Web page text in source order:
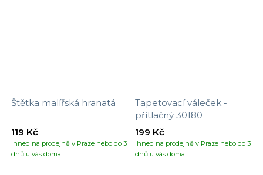
Štětka malířská hranatá
Ihned na prodejně v Praze nebo do 3
dnů u vás doma
119 Kč
Tapetovací váleček -
přítlačný 30180
Ihned na prodejně v Praze nebo do 3
dnů u vás doma
199 Kč